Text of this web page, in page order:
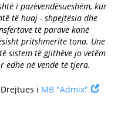
i pazëvendësueshëm, kur
të huaj - shpejtësia dhe
të parave kanë
pritshmëritë tona. Unë
sistem të gjithëve jo vetëm
edhe në vende të tjera.
i MB "Admix"